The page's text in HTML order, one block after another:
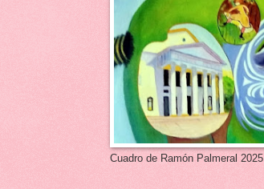
Cuadro de Ramón Palmeral 2025